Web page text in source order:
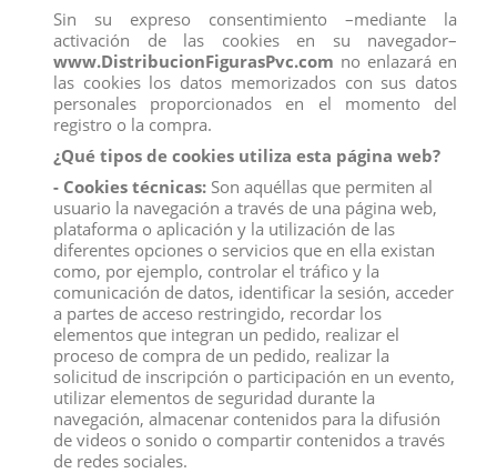
LINCE
FIGURA LINCE SCHLEICH
El lince es fácilmente reconocible por los llamativos mechones de pelo
en las orejas. Estos mechones no protegen al gato depredador del frío,
le sirven para oír mejor. Los linces que habitan en zonas más frías tiene
patas más grandes y almohadilladas. Igual que las raquetas, dichas
patas ayudan a los animales a no hundirse en la nieve.
Medidas: 9,20 x 3,0 x 5,0 cm
Sin su expreso consentimiento –mediante la
activación de las cookies en su navegador–
www.DistribucionFigurasPvc.com no enlazará en
las cookies los datos memorizados con sus datos
personales proporcionados en el momento del
registro o la compra.
¿Qué tipos de cookies utiliza esta página web?
- Cookies técnicas: Son aquéllas que permiten al
usuario la navegación a través de una página web,
plataforma o aplicación y la utilización de las
diferentes opciones o servicios que en ella existan
como, por ejemplo, controlar el tráfico y la
comunicación de datos, identificar la sesión, acceder
a partes de acceso restringido, recordar los
elementos que integran un pedido, realizar el
proceso de compra de un pedido, realizar la
solicitud de inscripción o participación en un evento,
utilizar elementos de seguridad durante la
navegación, almacenar contenidos para la difusión
de videos o sonido o compartir contenidos a través
de redes sociales.